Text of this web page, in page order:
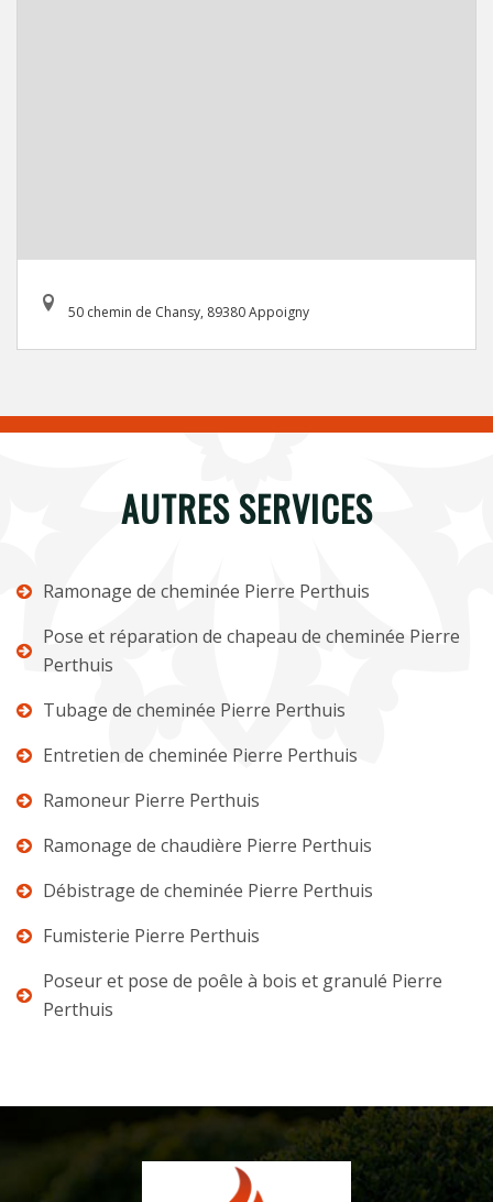
50 chemin de Chansy, 89380 Appoigny
AUTRES SERVICES
Ramonage de cheminée Pierre Perthuis
Pose et réparation de chapeau de cheminée Pierre
Perthuis
Tubage de cheminée Pierre Perthuis
Entretien de cheminée Pierre Perthuis
Ramoneur Pierre Perthuis
Ramonage de chaudière Pierre Perthuis
Débistrage de cheminée Pierre Perthuis
Fumisterie Pierre Perthuis
Poseur et pose de poêle à bois et granulé Pierre
Perthuis